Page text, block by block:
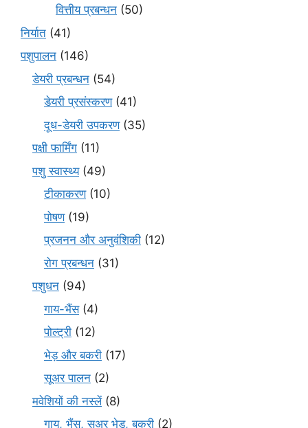
वित्तीय प्रबन्धन (50)
निर्यात (41)
पशुपालन (146)
डेयरी प्रबन्धन (54)
डेयरी प्रसंस्करण(41)
दूध-डेयरी उपकरण(35)
पक्षी फार्मिंग (11)
पशु स्वास्थ्य(49)
टीकाकरण(10)
पोषण(19)
प्रजनन और अनुवंशिकी (12)
रोग प्रबन्धन (31)
पशुधन (94)
गाय-भैंस(4)
पोल्ट्री (12)
भेड़ और बकरी (17)
सूअर पालन (2)
मवेशियों की नस्लें(8)
गाय, भैंस, सुअर भेड़, बकरी (2)